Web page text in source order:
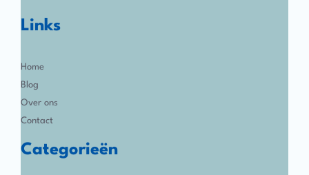
Links
Home
Blog
Over ons
Contact
Categorieën